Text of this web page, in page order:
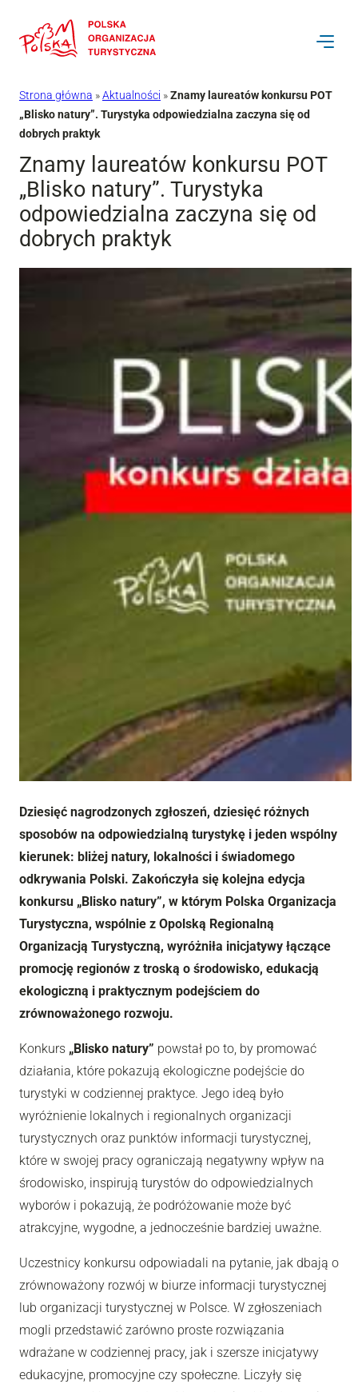
do
Strona główna »Aktualności »Znamy laureatów konkursu POT
„Blisko natury”. Turystyka odpowiedzialna zaczyna się od
dobrych praktyk
Znamy laureatów konkursu POT
„Blisko natury”. Turystyka
odpowiedzialna zaczyna się od
dobrych praktyk
Dziesięć nagrodzonych zgłoszeń, dziesięć różnych
sposobów na odpowiedzialną turystykę i jeden wspólny
kierunek: bliżej natury, lokalności i świadomego
odkrywania Polski. Zakończyła się kolejna edycja
konkursu „Blisko natury”, w którym Polska Organizacja
Turystyczna, wspólnie z Opolską Regionalną
Organizacją Turystyczną, wyróżniła inicjatywy łączące
promocję regionów z troską o środowisko, edukacją
ekologiczną i praktycznym podejściem do
zrównoważonego rozwoju.
Konkurs „Blisko natury” powstał po to, by promować
działania, które pokazują ekologiczne podejście do
turystyki w codziennej praktyce. Jego ideą było
wyróżnienie lokalnych i regionalnych organizacji
turystycznych oraz punktów informacji turystycznej,
które w swojej pracy ograniczają negatywny wpływ na
środowisko, inspirują turystów do odpowiedzialnych
wyborów i pokazują, że podróżowanie może być
atrakcyjne, wygodne, a jednocześnie bardziej uważne.
Uczestnicy konkursu odpowiadali na pytanie, jak dbają o
zrównoważony rozwój w biurze informacji turystycznej
lub organizacji turystycznej w Polsce. W zgłoszeniach
mogli przedstawić zarówno proste rozwiązania
wdrażane w codziennej pracy, jak i szersze inicjatywy
edukacyjne, promocyjne czy społeczne. Liczyły się